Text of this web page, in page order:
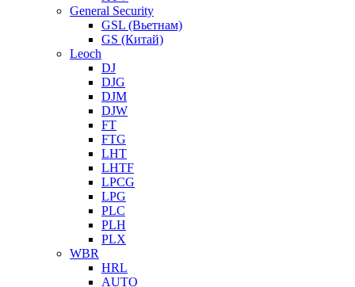
General Security
GSL (Вьетнам)
GS (Китай)
Leoch
DJ
DJG
DJM
DJW
FT
FTG
LHT
LHTF
LPCG
LPG
PLC
PLH
PLX
WBR
HRL
AUTO